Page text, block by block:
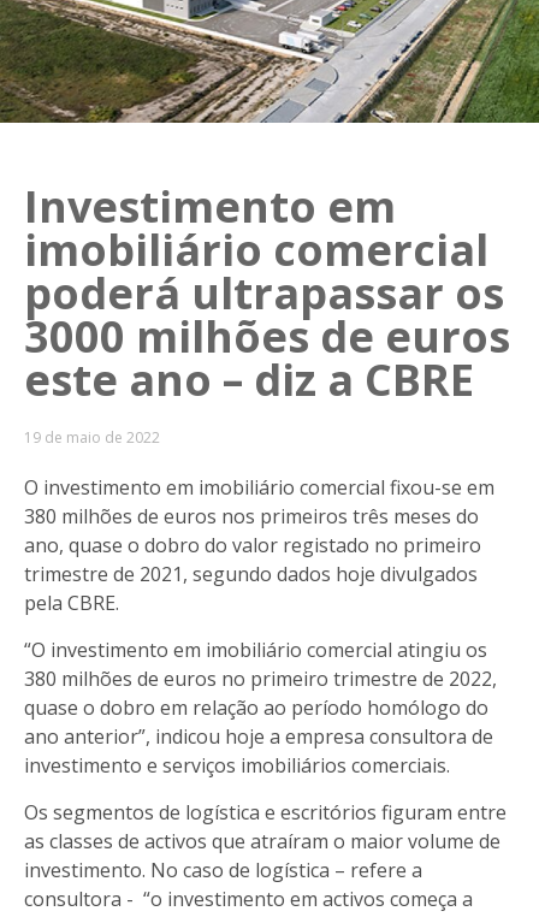
Investimento em
imobiliário comercial
poderá ultrapassar os
3000 milhões de euros
este ano – diz a CBRE
19 de maio de 2022
O investimento em imobiliário comercial fixou-se em
380 milhões de euros nos primeiros três meses do
ano, quase o dobro do valor registado no primeiro
trimestre de 2021, segundo dados hoje divulgados
pela CBRE.
“O investimento em imobiliário comercial atingiu os
380 milhões de euros no primeiro trimestre de 2022,
quase o dobro em relação ao período homólogo do
ano anterior”, indicou hoje a empresa consultora de
investimento e serviços imobiliários comerciais.
Os segmentos de logística e escritórios figuram entre
as classes de activos que atraíram o maior volume de
investimento. No caso de logística – refere a
consultora - “o investimento em activos começa a